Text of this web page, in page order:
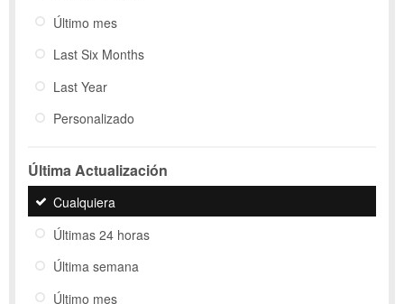
Último mes
Last Six Months
Last Year
Personalizado
Última Actualización
Cualquiera
Últimas 24 horas
Última semana
Último mes